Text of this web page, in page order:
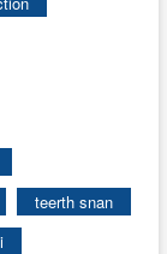
teerth snan